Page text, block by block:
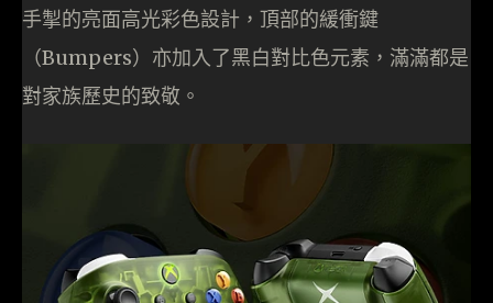
手掣的亮面高光彩色設計，頂部的緩衝鍵
（Bumpers）亦加入了黑白對比色元素，滿滿都是
對家族歷史的致敬。